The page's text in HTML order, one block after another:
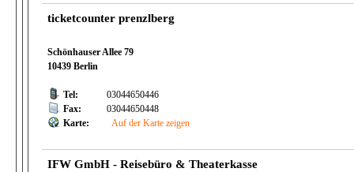
ticketcounter prenzlberg
Schönhauser Allee 79
10439 Berlin
Tel:
03044650446
Fax:
03044650448
Karte:
Auf der Karte zeigen
IFW GmbH - Reisebüro & Theaterkasse